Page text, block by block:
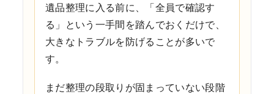
遺品整理に入る前に、「全員で確認す
る」という一手間を踏んでおくだけで、
大きなトラブルを防げることが多いで
す。
まだ整理の段取りが固まっていない段階